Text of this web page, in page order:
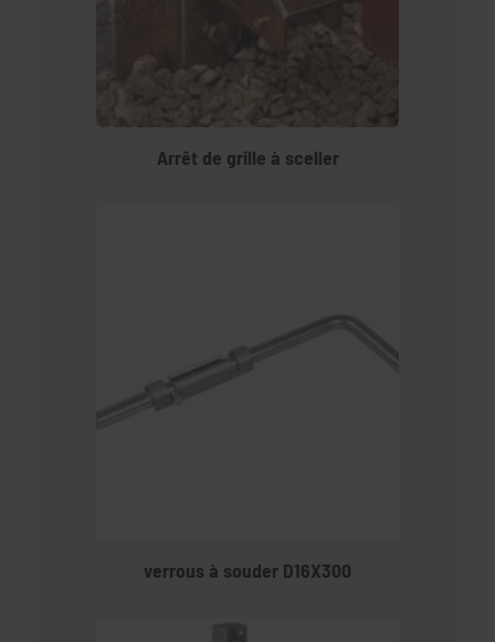
Arrêt de grille à sceller
verrous à souder D16X300